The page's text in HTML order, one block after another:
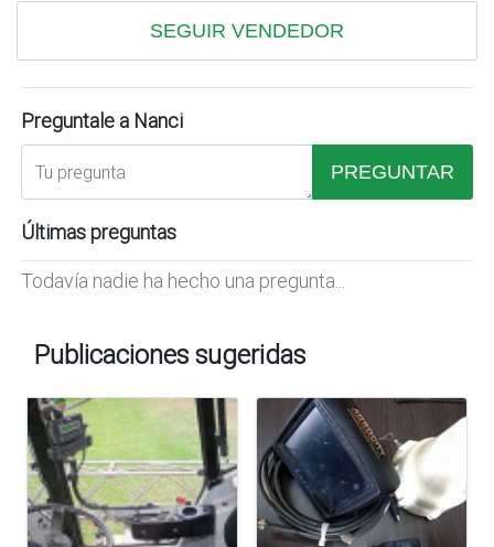
SEGUIR VENDEDOR
Preguntale a Nanci
PREGUNTAR
Últimas preguntas
Todavía nadie ha hecho una pregunta...
Publicaciones sugeridas